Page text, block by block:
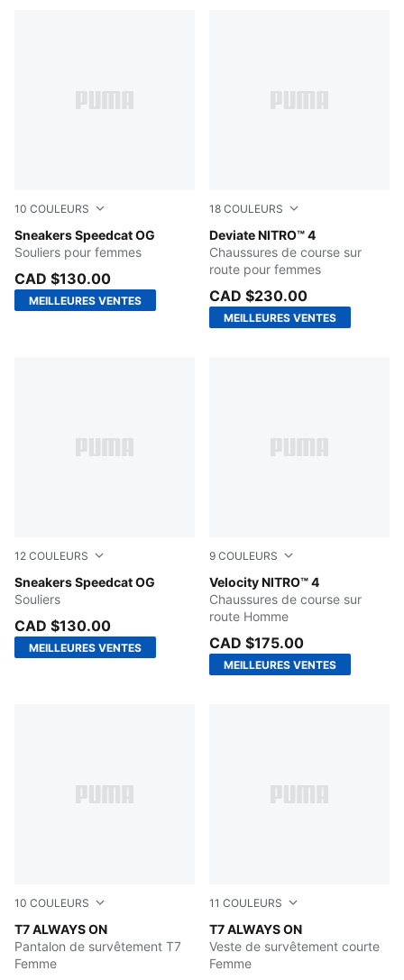
10 COULEURS
Sneakers Speedcat OG
For All Time Red-PUMA White
Souliers pour femmes
CAD $130.00
MEILLEURES VENTES
18 COULEURS
Deviate NITRO™ 4
Jasmine Flower-Pearl Pink
Chaussures de course sur
route pour femmes
CAD $230.00
MEILLEURES VENTES
12 COULEURS
Sneakers Speedcat OG
PUMA Black-PUMA White
Souliers
CAD $130.00
MEILLEURES VENTES
9 COULEURS
Velocity NITRO™ 4
PUMA Black-PUMA Silver
Chaussures de course sur
route Homme
CAD $175.00
MEILLEURES VENTES
10 COULEURS
T7 ALWAYS ON
Lemon Meringue
Pantalon de survêtement T7
Femme
11 COULEURS
T7 ALWAYS ON
FOR ALL TIME RED
Veste de survêtement courte
Femme